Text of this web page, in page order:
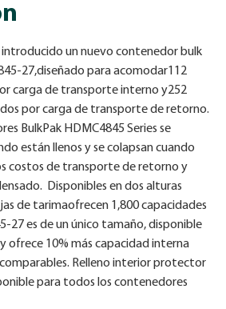
introducido un nuevo contenedor bulk
27,diseñado para acomodar112
carga de transporte interno y252
por carga de transporte de retorno.
BulkPak HDMC4845 Series se
están llenos y se colapsan cuando
costos de transporte de retorno y
Disponibles en dos alturas
de tarimaofrecen 1,800 capacidades
27 es de un único tamaño, disponible
ofrece 10% más capacidad interna
Relleno interior protector
para todos los contenedores